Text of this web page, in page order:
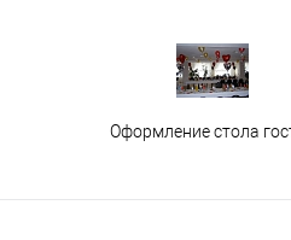
Оформление стола